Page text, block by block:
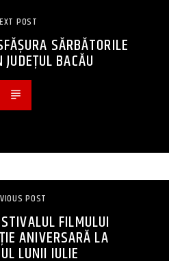
POST
SĂRBĂTORILE
BACĂU
POST
FILMULUI
ANIVERSARĂ LA
LUNII IULIE